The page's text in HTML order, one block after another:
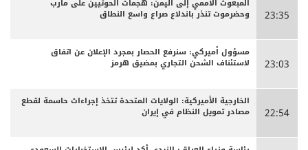
23:35
المبعوث الأممي إلى اليمن: هجمات الحوثيين على مأرب
وحضرموت تنذر باندلاع صراع واسع النطاق
23:03
مسؤول أميركي: سنرفع الحصار بمجرد الإعلان عن اتفاق
لاستئناف الشحن التجاري بمضيق هرمز
22:54
الخارجية الأميركية: الولايات المتحدة تتخذ إجراءات حاسمة لقطع
مصادر تمويل النظام في إيران